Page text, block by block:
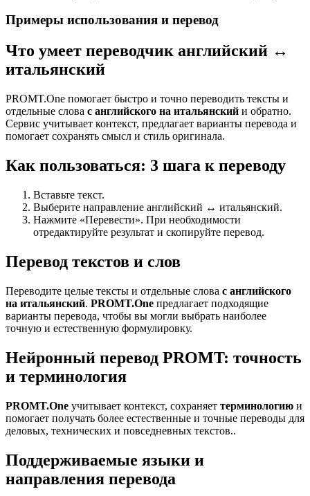
Примеры использования и перевод
Что умеет переводчик английский ↔
итальянский
PROMT.One помогает быстро и точно переводить тексты и
отдельные слова с английского на итальянский и обратно.
Сервис учитывает контекст, предлагает варианты перевода и
помогает сохранять смысл и стиль оригинала.
Как пользоваться: 3 шага к переводу
Вставьте текст.
Выберите направление английский ↔ итальянский.
Нажмите «Перевести». При необходимости
отредактируйте результат и скопируйте перевод.
Перевод текстов и слов
Переводите целые тексты и отдельные слова с английского
на итальянский. PROMT.One предлагает подходящие
варианты перевода, чтобы вы могли выбрать наиболее
точную и естественную формулировку.
Нейронный перевод PROMT: точность
и терминология
PROMT.One учитывает контекст, сохраняет терминологию и
помогает получать более естественные и точные переводы для
деловых, технических и повседневных текстов..
Поддерживаемые языки и
направления перевода